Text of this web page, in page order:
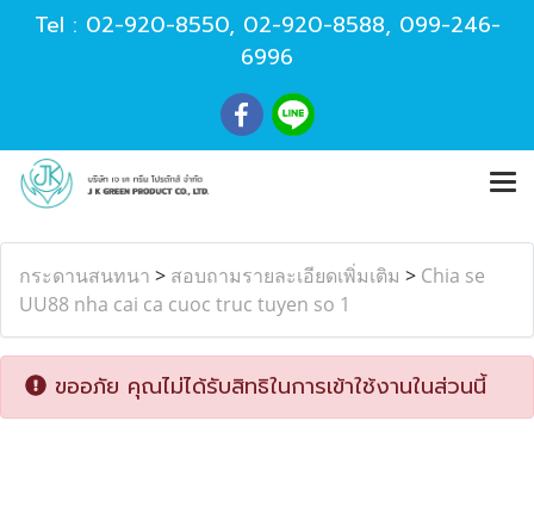
Tel : 02-920-8550, 02-920-8588, 099-246-
6996
กระดานสนทนา > สอบถามรายละเอียดเพิ่มเติม > Chia se
UU88 nha cai ca cuoc truc tuyen so 1
ขออภัย คุณไม่ได้รับสิทธิในการเข้าใช้งานในส่วนนี้